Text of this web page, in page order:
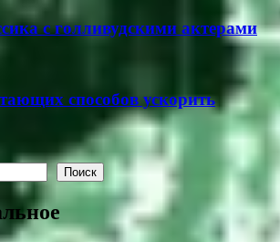
с голливудскими актерами
способов ускорить
Поиск